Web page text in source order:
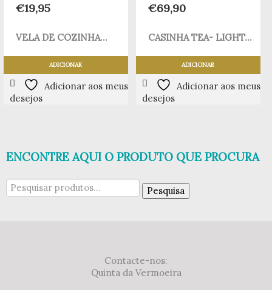
€19,95
VELA DE COZINHA...
ADICIONAR
Adicionar aos meus
desejos
€69,90
CASINHA TEA- LIGHT...
ADICIONAR
Adicionar aos meus
desejos
ENCONTRE AQUI O PRODUTO QUE PROCURA
Pesquisar
por:
Pesquisa
Contacte-nos:
Quinta da Vermoeira